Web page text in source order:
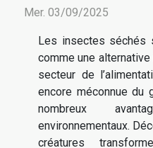
Mer. 03/09/2025
Les insectes séchés
comme une
secteur de
encore méconnue du
nombreux
environnementaux.
créatures